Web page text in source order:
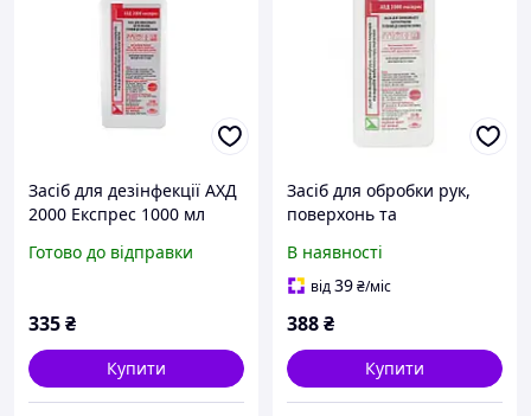
Засіб для дезінфекції АХД
2000 Експрес 1000 мл
Готово до відправки
335₴
Купити
Засіб для обробки рук,
поверхонь та
Експрес, 1000 мл
В наявності
від39₴/міс
388₴
Купити